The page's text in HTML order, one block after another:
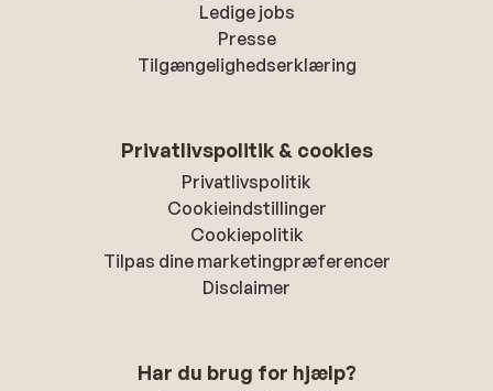
Ledige jobs
Presse
Tilgængelighedserklæring
Privatlivspolitik & cookies
Privatlivspolitik
Cookieindstillinger
Cookiepolitik
Tilpas dine marketingpræferencer
Disclaimer
Har du brug for hjælp?